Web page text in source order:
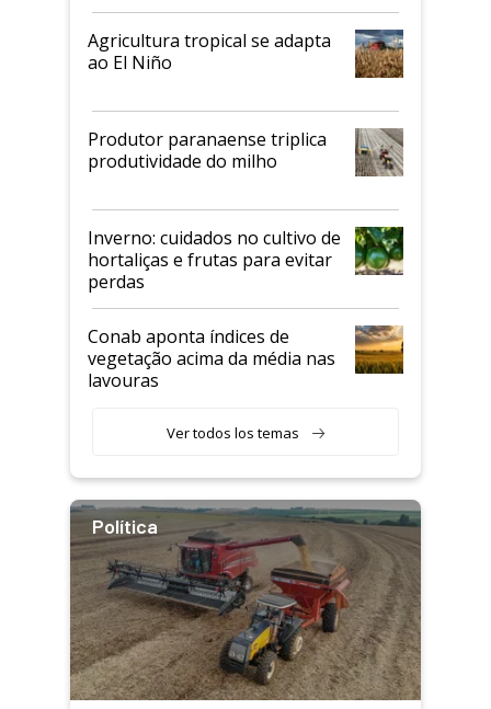
Agricultura tropical se adapta
ao El Niño
Produtor paranaense triplica
produtividade do milho
Inverno: cuidados no cultivo de
hortaliças e frutas para evitar
perdas
Conab aponta índices de
vegetação acima da média nas
lavouras
Ver todos los temas
Política